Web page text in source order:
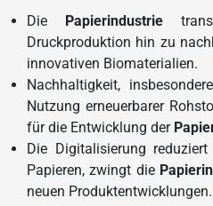
Die Papierindustrie
Druckproduktion hin zu
innovativen Biomaterialien.
Nachhaltigkeit,
Nutzung erneuerbarer
für die Entwicklung der
Die Digitalisierung
Papieren, zwingt die
neuen Produktentwicklungen.